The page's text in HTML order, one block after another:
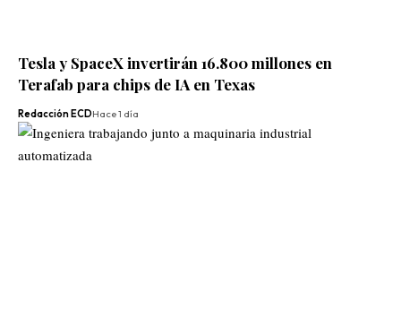
Tesla y SpaceX invertirán 16.800 millones en
Terafab para chips de IA en Texas
Redacción ECDHace 1 día